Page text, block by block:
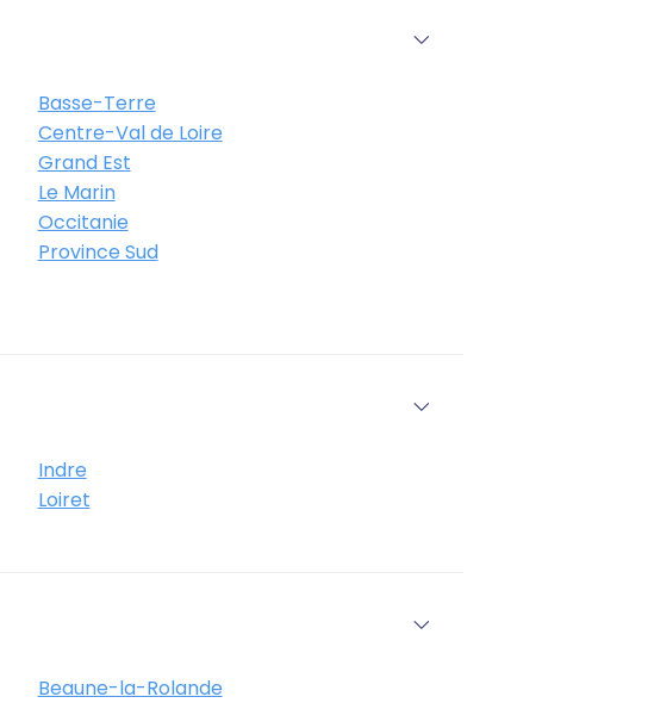
Basse-Terre
Centre-Val de Loire
Grand Est
Le Marin
Occitanie
Province Sud
Indre
Loiret
Beaune-la-Rolande